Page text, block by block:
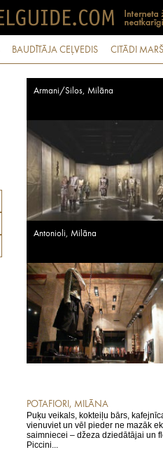
BAUDĪTĀJA CEĻVEDIS CITĀDI
Armani/Silos, Milāna
Antonioli, Milāna
POTAFIORI, MILĀNA
Puķu veikals, kokteiļu bārs,
vienuviet un vēl pieder ne mazāk
saimniecei – džeza dziedātājai un
Piccini...